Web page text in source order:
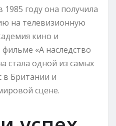
году она получила
на телевизионную
кино и
«А наследство
стала одной из самых
в Британии и
сцене.